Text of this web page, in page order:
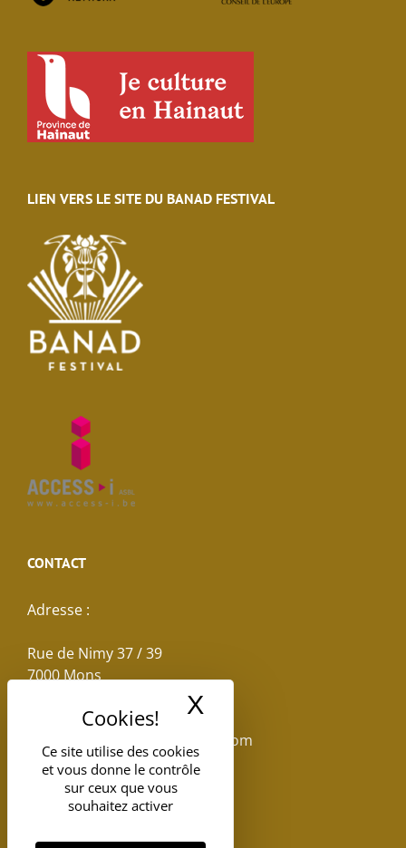
Ce site utilise des cookies
et vous donne le contrôle
sur ceux que vous
souhaitez activer
X
LIEN VERS LE SITE DU BANAD FESTIVAL
CONTACT
Adresse :
Rue de Nimy 37 / 39
7000 Mons
reservations.losseau@gmail.com
Tel: +32(0)65.398.880